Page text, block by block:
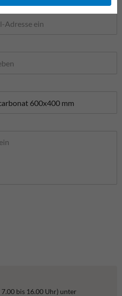
bis 16.00 Uhr) unter